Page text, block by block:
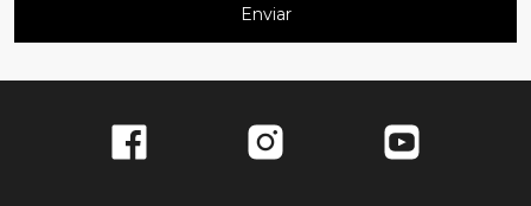
Enviar